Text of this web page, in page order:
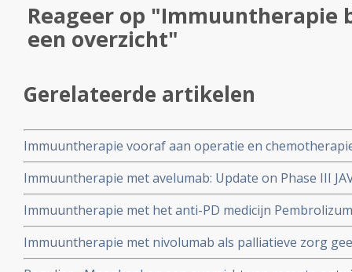
Reageer op "Immuuntherapie
een overzicht"
Gerelateerde artikelen
Immuuntherapie vooraf aan operatie en
kankerpatiënten met maagkanker en met tumoren op
naar de maag
Immuuntherapie met avelumab: Update on Phase III
Avelumab in Pretreated Advanced Gastric Cancer
Immuuntherapie met het anti-PD medicijn
paclitaxel bij gevorderde maagkankerpatiënten en
overgang tussen maag en slokdarm met PD-1 mutatie
Immuuntherapie met nivolumab als palliatieve zorg
bij zwaar voorbehandelde slokdarm /